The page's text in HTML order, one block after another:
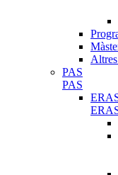
PAS
PAS